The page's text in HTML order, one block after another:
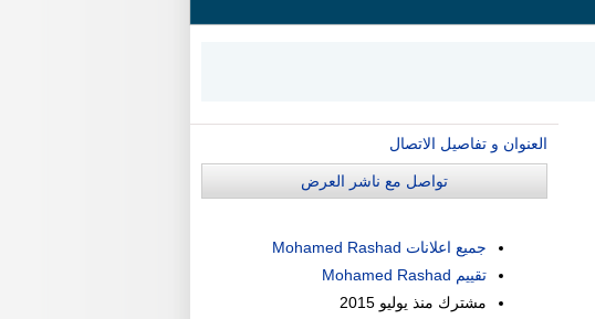
العنوان و تفاصيل الاتصال
تواصل مع ناشر العرض
جميع اعلانات Mohamed Rashad
تقييم Mohamed Rashad
مشترك منذ يوليو 2015